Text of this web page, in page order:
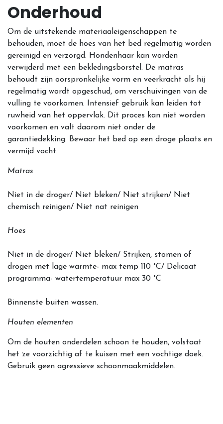
Onderhoud
Om de uitstekende materiaaleigenschappen te
behouden, moet de hoes van het bed regelmatig worden
gereinigd en verzorgd. Hondenhaar kan worden
verwijderd met een bekledingsborstel. De matras
behoudt zijn oorspronkelijke vorm en veerkracht als hij
regelmatig wordt opgeschud, om verschuivingen van de
vulling te voorkomen. Intensief gebruik kan leiden tot
ruwheid van het oppervlak. Dit proces kan niet worden
voorkomen en valt daarom niet onder de
garantiedekking. Bewaar het bed op een droge plaats en
vermijd vocht.
Matras
Niet in de droger/ Niet bleken/ Niet strijken/ Niet
chemisch reinigen/ Niet nat reinigen
Hoes
Niet in de droger/ Niet bleken/ Strijken, stomen of
drogen met lage warmte- max temp 110 °C/ Delicaat
programma- watertemperatuur max 30 °C
Binnenste buiten wassen.
Houten elementen
Om de houten onderdelen schoon te houden, volstaat
het ze voorzichtig af te kuisen met een vochtige doek.
Gebruik geen agressieve schoonmaakmiddelen.